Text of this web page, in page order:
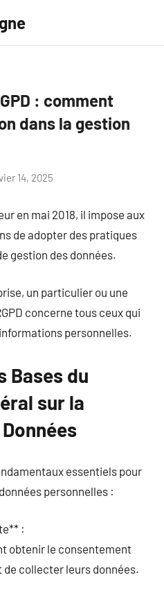
: comment
dans la gestion
14, 2025
en mai 2018, il impose aux
de adopter des pratiques
gestion des données.
un particulier ou une
concerne tous ceux qui
personnelles.
Bases du
sur la
essentiels pour
personnelles :
:
obtenir le consentement
collecter leurs données.